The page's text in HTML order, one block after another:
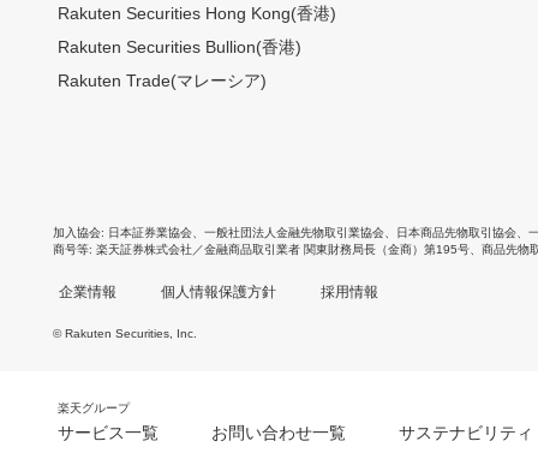
Rakuten Securities Hong Kong(香港)
Rakuten Securities Bullion(香港)
Rakuten Trade(マレーシア)
加入協会 日本証券業協会 一般社団法人金融先物取引業協会 日本商品先物取引協会
商号等 楽天証券株式会社／金融商品取引業者 関東財務局長（金商）第195号、商品先物
企業情報 個人情報保護方針 採用情報
© Rakuten Securities, Inc.
楽天グループ
サービス一覧 お問い合わせ一覧 サステナビリティ